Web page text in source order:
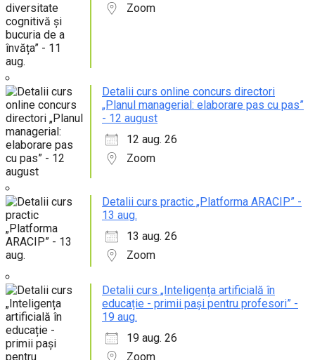
Zoom
Detalii curs online concurs directori
„Planul managerial: elaborare pas cu pas”
- 12 august
12 aug. 26
Zoom
Detalii curs practic „Platforma ARACIP” -
13 aug.
13 aug. 26
Zoom
Detalii curs „Inteligența artificială în
educație - primii pași pentru profesori” -
19 aug.
19 aug. 26
Zoom